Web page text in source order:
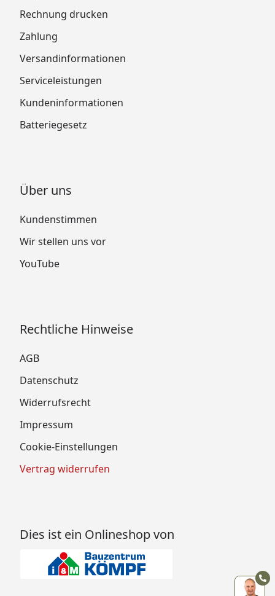
Rechnung drucken
Zahlung
Versandinformationen
Serviceleistungen
Kundeninformationen
Batteriegesetz
Über uns
Kundenstimmen
Wir stellen uns vor
YouTube
Rechtliche Hinweise
AGB
Datenschutz
Widerrufsrecht
Impressum
Cookie-Einstellungen
Vertrag widerrufen
Dies ist ein Onlineshop von